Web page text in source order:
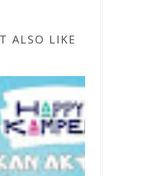
ALSO LIKE